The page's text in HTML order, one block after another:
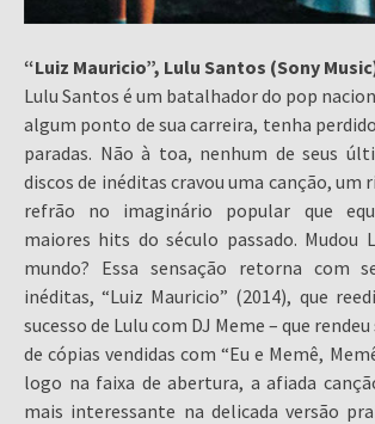
“Luiz Mauricio”, Lulu Santos (Sony
Lulu Santos é um batalhador do pop
algum ponto de sua carreira, tenha
paradas. Não à toa, nenhum de seus
discos de inéditas cravou uma canção, um
refrão no imaginário popular que
maiores hits do século passado. Mudou
mundo? Essa sensação retorna com
inéditas, “Luiz Mauricio” (2014), que
sucesso de Lulu com DJ Meme – que
de cópias vendidas com “Eu e Memê,
logo na faixa de abertura, a afiada
mais interessante na delicada versão